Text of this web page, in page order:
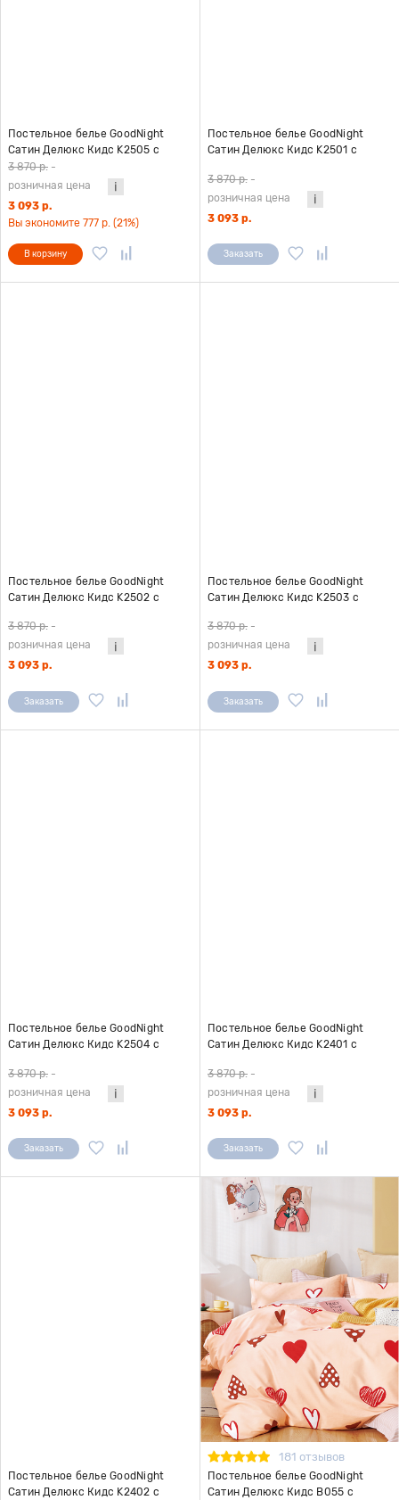
Постельное белье GoodNight
Сатин Делюкс Кидс K2505 с
компаньоном 1,5 сп. (с нав. 50х70)
3 870 р. -
розничная цена
3 093 р.
Вы экономите 777 р. (21%)
В корзину
Постельное белье GoodNight
Сатин Делюкс Кидс K2501 с
3 870 р. -
розничная цена
3 093 р.
Заказать
Постельное белье GoodNight
Сатин Делюкс Кидс K2502 с
3 870 р. -
розничная цена
3 093 р.
Заказать
Постельное белье GoodNight
Сатин Делюкс Кидс K2503 с
3 870 р. -
розничная цена
3 093 р.
Заказать
Постельное белье GoodNight
Сатин Делюкс Кидс K2504 с
3 870 р. -
розничная цена
3 093 р.
Заказать
Постельное белье GoodNight
Сатин Делюкс Кидс K2401 с
3 870 р. -
розничная цена
3 093 р.
Заказать
Постельное белье GoodNight
Сатин Делюкс Кидс K2402 с
181 отзывов
Постельное белье GoodNight
Сатин Делюкс Кидс В055 с